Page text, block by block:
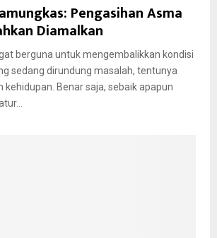
Pengasihan Asma
Diamalkan
berguna untuk mengembalikkan kondisi
sedang dirundung masalah, tentunya
kehidupan. Benar saja, sebaik apapun